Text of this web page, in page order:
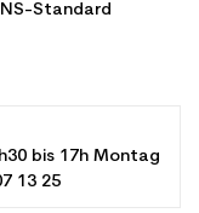
Standard
bis 17h Montag
13 25